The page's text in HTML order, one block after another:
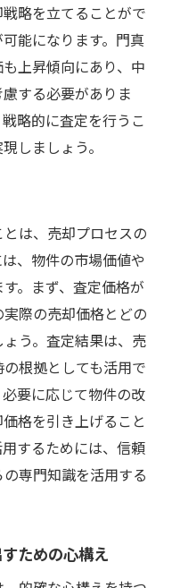
びと役割分担
フォローアップ
ヒント
真市での中古物件
理の秘訣
引の迅速化
ストの活用
前準備とリスク管
ップと顧客満足度
物件売却での査定
正価格の算出
した価格設定
トとタイミング
略を立てることがで
能になります。門真
上昇傾向にあり、中
する必要がありま
略的に査定を行うこ
しましょう。
は、売却プロセスの
、物件の市場価値や
。まず、査定価格が
際の売却価格とどの
う。査定結果は、売
根拠としても活用で
要に応じて物件の改
格を引き上げること
するためには、信頼
専門知識を活用する
ための心構え